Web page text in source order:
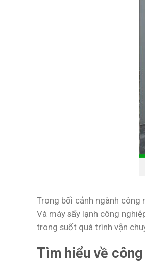
Trong bối cảnh ngành công
Và máy sấy lạnh công
trong suốt quá trình vận
Tìm hiểu về